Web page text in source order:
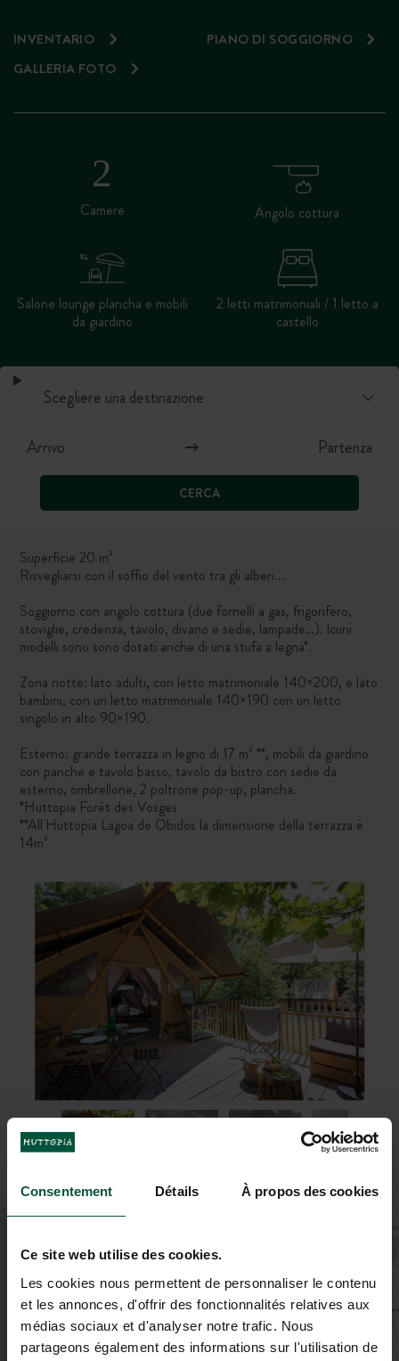
Consentement Détails À propos des cookies
Ce site web utilise des cookies.
Les cookies nous permettent de personnaliser le contenu
et les annonces, d'offrir des fonctionnalités relatives aux
médias sociaux et d'analyser notre trafic. Nous
partageons également des informations sur l'utilisation de
INVENTARIO
PIANO DI SOGGIORNO
GALLERIA FOTO
Camere Angolo cottura
Salone lounge plancha e mobili
da giardino
2 letti matrimoniali / 1 letto a
castello
CERCA
Superficie 20 m²
Risvegliarsi con il soffio del vento tra gli alberi...
Soggiorno con angolo cottura (due fornelli a gas, frigorifero,
stoviglie, credenza, tavolo, divano e sedie, lampade…). lcuni
modelli sono sono dotati anche di una stufa a legna*.
Zona notte: lato adulti, con letto matrimoniale 140×200, e lato
bambini, con un letto matrimoniale 140×190 con un letto
singolo in alto 90×190.
Esterno: grande terrazza in legno di 17 m² **, mobili da giardino
con panche e tavolo basso, tavolo da bistro con sedie da
esterno, ombrellone, 2 poltrone pop-up, plancha.
*Huttopia Forêt des Vosges
**All'Huttopia Lagoa de Obidos la dimensione della terrazza è
14m²
−